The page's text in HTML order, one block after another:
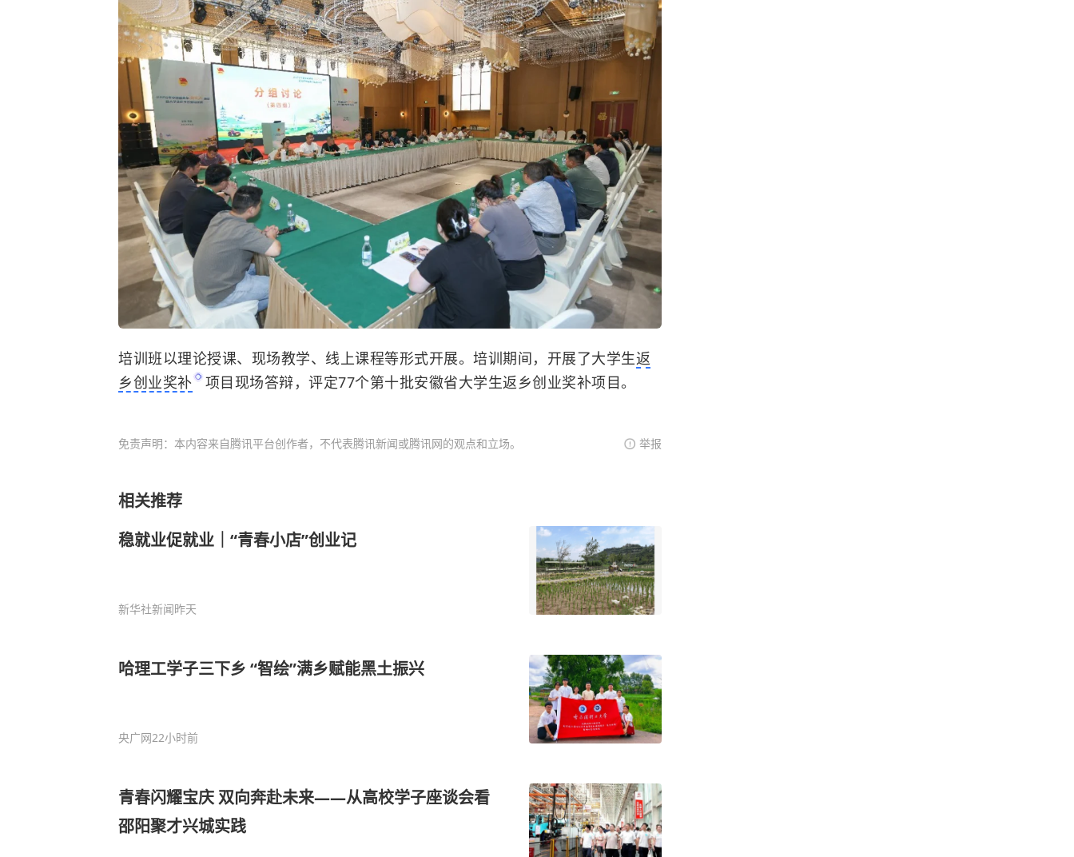
培训班以理论授课、现场教学、线上课程等形式开展。培训期间，开展了大学生返
乡创业奖补
项目现场答辩，评定77个第十批安徽省大学生返乡创业奖补项目。
免责声明：本内容来自腾讯平台创作者，不代表腾讯新闻或腾讯网的观点和立场。 举报
相关推荐
稳就业促就业｜“青春小店”创业记
新华社新闻昨天
哈理工学子三下乡 “智绘”满乡赋能黑土振兴
央广网22小时前
青春闪耀宝庆 双向奔赴未来——从高校学子座谈会看
邵阳聚才兴城实践